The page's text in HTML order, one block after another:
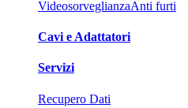
VideosorveglianzaAnti furti
Cavi e Adattatori
Servizi
Recupero Dati